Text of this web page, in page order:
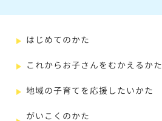
はじめてのかた
これからお子さんをむかえるかた
地域の子育てを応援したいかた
がいこくのかた